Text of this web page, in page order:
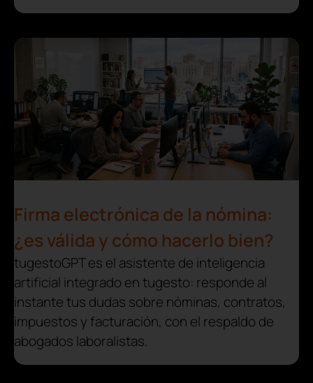
Firma electrónica de la nómina:
¿es válida y cómo hacerlo bien?
tugestoGPT es el asistente de inteligencia
artificial integrado en tugesto: responde al
instante tus dudas sobre nóminas, contratos,
impuestos y facturación, con el respaldo de
abogados laboralistas.